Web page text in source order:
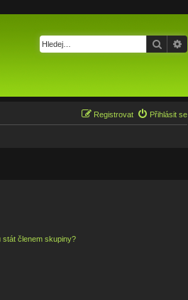
Hledat
Přihlásit se
Registrovat
stát členem skupiny?